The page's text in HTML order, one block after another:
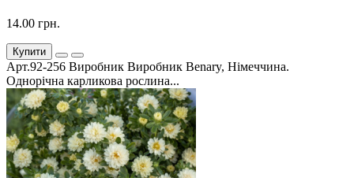
14.00 грн.
Купити
Арт.92-256 Виробник Виробник Benary, Німеччина.
Однорічна карликова рослина...